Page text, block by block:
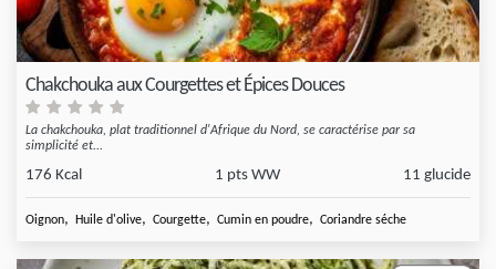
Chakchouka aux Courgettes et Épices Douces
La chakchouka, plat traditionnel d'Afrique du Nord, se caractérise par sa
simplicité et...
176 Kcal 1 pts WW 11 glucide
Oignon, Huile d'olive, Courgette, Cumin en poudre, Coriandre séche